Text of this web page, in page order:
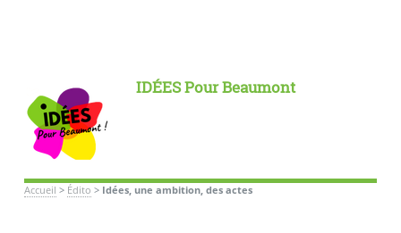
IDÉES Pour Beaumont
Accueil > Édito > Idées, une ambition, des actes